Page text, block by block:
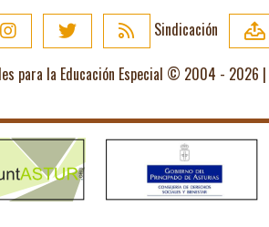
Sindicación
para la Educación Especial © 2004 - 2026 |